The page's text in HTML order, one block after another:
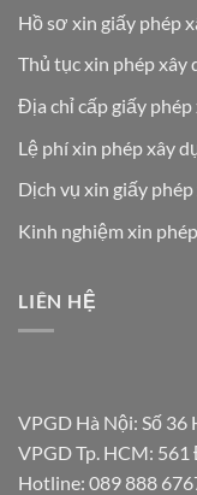
Hồ sơ xin giấy phép
Thủ tục xin phép xây
Địa chỉ cấp giấy
Lệ phí xin phép xây
Dịch vụ xin giấy
Kinh nghiệm xin
LIÊN HỆ
VPGD Hà Nội: Số 36
VPGD Tp. HCM: 561
Hotline: 089 888